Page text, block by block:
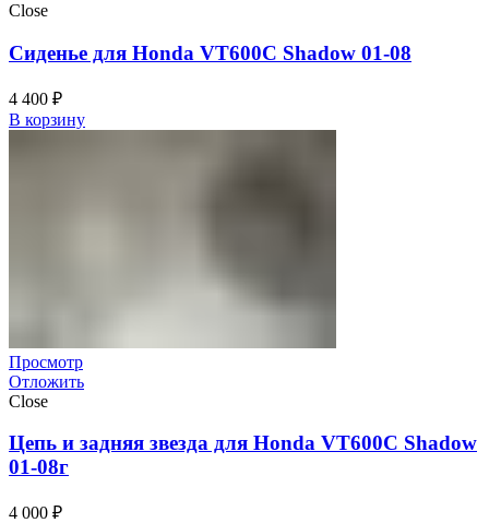
Close
Сиденье для Honda VT600C Shadow 01-08
4 400 ₽
В корзину
Просмотр
Отложить
Close
Цепь и задняя звезда для Honda VT600C Shadow
01-08г
4 000 ₽